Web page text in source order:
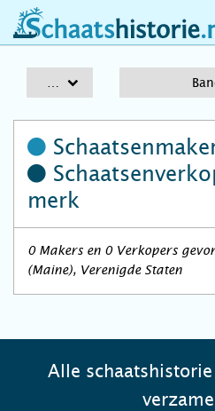
schaatshistorie.nl
merk
0 Makers en 0 Verkopers
(Maine), Verenigde Staten
Alle